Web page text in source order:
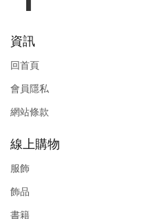
資訊
回首頁
會員隱私
網站條款
線上購物
服飾
飾品
書籍